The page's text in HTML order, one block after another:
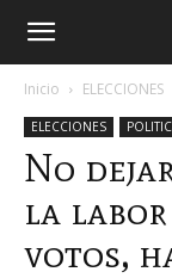
Diario
Tijuana
Inicio ELECCIONES
ELECCIONES
No
la labor
votos,